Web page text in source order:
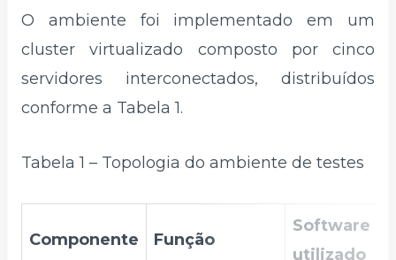
O ambiente foi implementado em um
cluster virtualizado composto por cinco
servidores interconectados, distribuídos
conforme a Tabela 1.
Tabela 1 – Topologia do ambiente de testes
Componente Função
Software
utilizado